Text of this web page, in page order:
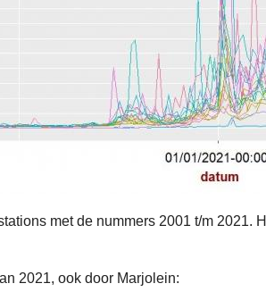
met de nummers 2001 t/m
2021, ook door Marjolein: